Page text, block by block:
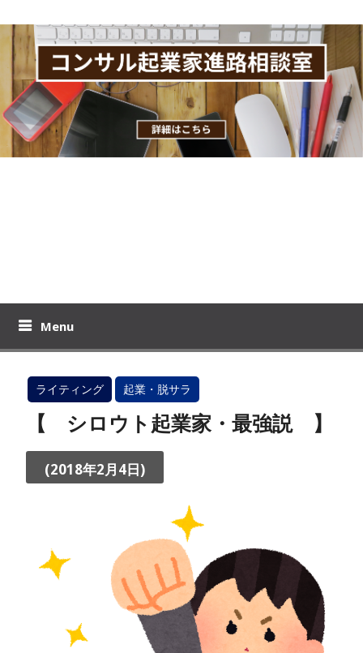
to
content
おりーのビジブロ！
Menu
ライティング 起業・脱サラ
【 シロウト起業家・最強説 】
(2018年2月4日)